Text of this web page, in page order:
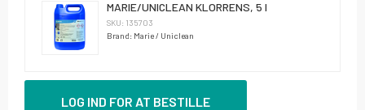
MARIE/UNICLEAN KLORRENS, 5 l
SKU: 135703
Brand: Marie / Uniclean
LOG IND FOR AT BESTILLE